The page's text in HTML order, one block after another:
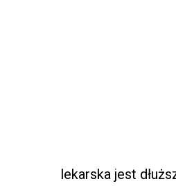
lekarska jest